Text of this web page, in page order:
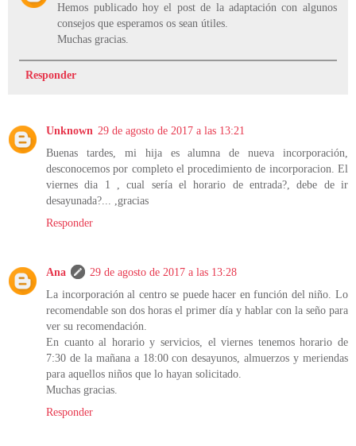
Hemos publicado hoy el post de la adaptación con algunos
consejos que esperamos os sean útiles.
Muchas gracias.
Responder
Unknown 29 de agosto de 2017 a las 13:21
Buenas tardes, mi hija es alumna de nueva incorporación,
desconocemos por completo el procedimiento de incorporacion. El
viernes dia 1 , cual sería el horario de entrada?, debe de ir
desayunada?... ,gracias
Responder
Ana
29 de agosto de 2017 a las 13:28
La incorporación al centro se puede hacer en función del niño. Lo
recomendable son dos horas el primer día y hablar con la seño para
ver su recomendación.
En cuanto al horario y servicios, el viernes tenemos horario de
7:30 de la mañana a 18:00 con desayunos, almuerzos y meriendas
para aquellos niños que lo hayan solicitado.
Muchas gracias.
Responder